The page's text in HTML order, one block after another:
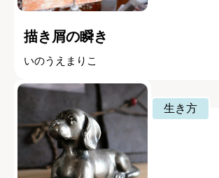
描き屑の瞬き
いのうえまりこ
生き方